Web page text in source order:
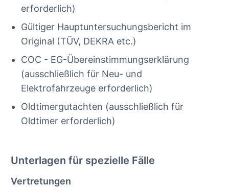
erforderlich)
Gültiger Hauptuntersuchungsbericht im
Original (TÜV, DEKRA etc.)
COC - EG-Übereinstimmungserklärung
(ausschließlich für Neu- und
Elektrofahrzeuge erforderlich)
Oldtimergutachten (ausschließlich für
Oldtimer erforderlich)
Unterlagen für spezielle Fälle
Vertretungen